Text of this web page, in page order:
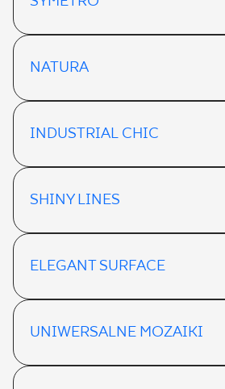
NATURA
INDUSTRIAL CHIC
SHINY LINES
ELEGANT SURFACE
UNIWERSALNE MOZAIKI